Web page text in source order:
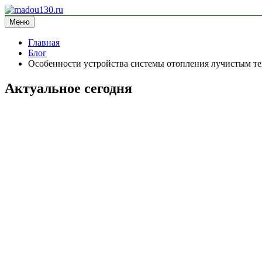
Перейти
к
содержимому
madou130.ru
информационный сайт
Меню
Главная
Блог
Особенности устройства системы отопления лучистым
Актуальное сегодня